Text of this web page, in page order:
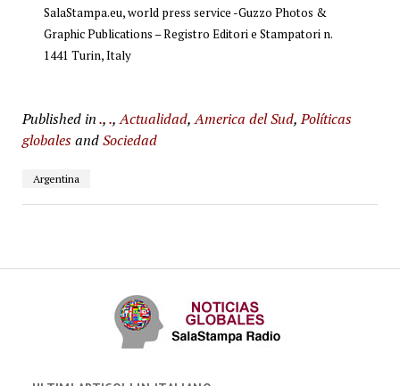
SalaStampa.eu, world press service -Guzzo Photos &
Graphic Publications – Registro Editori e Stampatori n.
1441 Turin, Italy
Published in.,.,Actualidad,America del Sud,Políticas
globalesandSociedad
Argentina